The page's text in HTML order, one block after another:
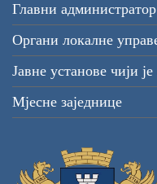
Главни администратор
Органи локалне
Јавне установе чији
Мјесне заједнице